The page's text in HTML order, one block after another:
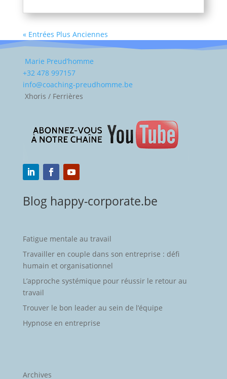
« Entrées Plus Anciennes
Marie Preud’homme
+32 478 997157
info@coaching-preudhomme.be
Xhoris / Ferrières
Blog happy-corporate.be
Fatigue mentale au travail
Travailler en couple dans son entreprise : défi
humain et organisationnel
L’approche systémique pour réussir le retour au
travail
Trouver le bon leader au sein de l’équipe
Hypnose en entreprise
Archives